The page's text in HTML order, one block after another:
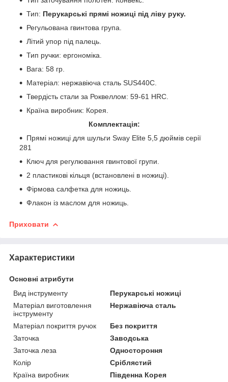
Тип: Перукарські прямі ножиці під ліву руку.
Регульована гвинтова група.
Літий упор під палець.
Тип ручки: ергономіка.
Вага: 58 гр.
Матеріал: нержавіюча сталь SUS440С.
Твердість стали за Роквеллом: 59-61 HRC.
Країна виробник: Корея.
Комплектація:
Прямі ножиці для шульги Sway Elite 5,5 дюймів серії
281
Ключ для регулювання гвинтової групи.
2 пластикові кільця (встановлені в ножиці).
Фірмова салфетка для ножиць.
Флакон із маслом для ножиць.
Приховати
Характеристики
Основні атрибути
Вид інструменту
Перукарські ножиці
Матеріал виготовлення
інструменту
Нержавіюча сталь
Матеріал покриття ручок
Без покриття
Заточка
Заводська
Заточка леза
Одностороння
Колір
Сріблястий
Країна виробник
Південна Корея